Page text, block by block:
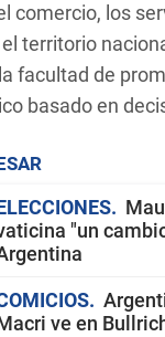
comercio, los
territorio
facultad de
basado en
"un
ve en